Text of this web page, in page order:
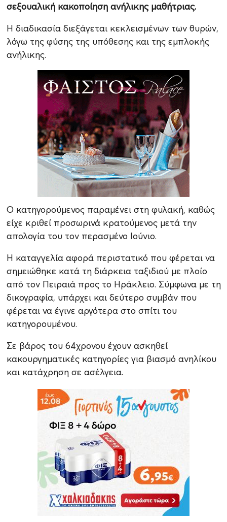
σεξουαλική κακοποίηση ανήλικης μαθήτριας.
Η διαδικασία διεξάγεται κεκλεισμένων των θυρών,
λόγω της φύσης της υπόθεσης και της εμπλοκής
ανήλικης.
Ο κατηγορούμενος παραμένει στη φυλακή, καθώς
είχε κριθεί προσωρινά κρατούμενος μετά την
απολογία του τον περασμένο Ιούνιο.
Η καταγγελία αφορά περιστατικό που φέρεται να
σημειώθηκε κατά τη διάρκεια ταξιδιού με πλοίο
από τον Πειραιά προς το Ηράκλειο. Σύμφωνα με τη
δικογραφία, υπάρχει και δεύτερο συμβάν που
φέρεται να έγινε αργότερα στο σπίτι του
κατηγορουμένου.
Σε βάρος του 64χρονου έχουν ασκηθεί
κακουργηματικές κατηγορίες για βιασμό ανηλίκου
και κατάχρηση σε ασέλγεια.